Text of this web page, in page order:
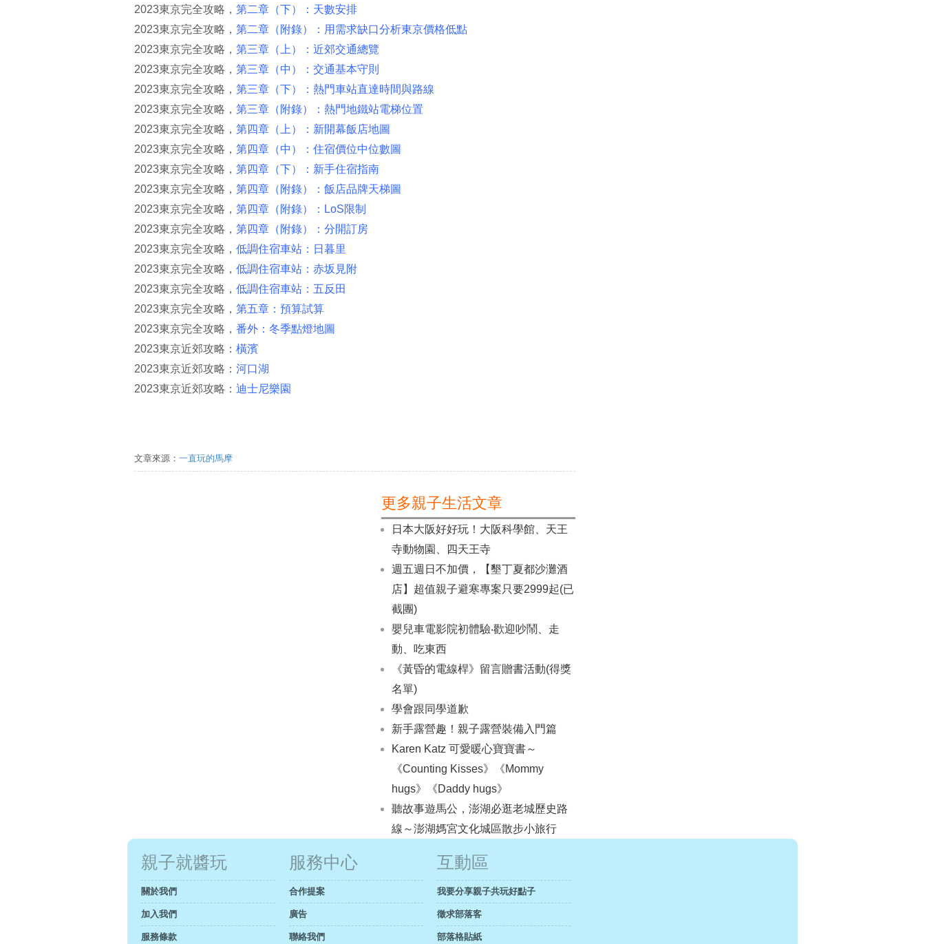
2023東京完全攻略， 第二章（下）：天數安排
2023東京完全攻略， 第二章（附錄）：用需求缺口分析東京價格低點
2023東京完全攻略， 第三章（上）：近郊交通總覽
2023東京完全攻略， 第三章（中）：交通基本守則
2023東京完全攻略， 第三章（下）：熱門車站直達時間與路線
2023東京完全攻略， 第三章（附錄）：熱門地鐵站電梯位置
2023東京完全攻略， 第四章（上）：新開幕飯店地圖
2023東京完全攻略， 第四章（中）：住宿價位中位數圖
2023東京完全攻略， 第四章（下）：新手住宿指南
2023東京完全攻略， 第四章（附錄）：飯店品牌天梯圖
2023東京完全攻略， 第四章（附錄）：LoS限制
2023東京完全攻略， 第四章（附錄）：分開訂房
2023東京完全攻略， 低調住宿車站：日暮里
2023東京完全攻略， 低調住宿車站：赤坂見附
2023東京完全攻略， 低調住宿車站：五反田
2023東京完全攻略， 第五章：預算試算
2023東京完全攻略， 番外：冬季點燈地圖
2023東京近郊攻略： 橫濱
2023東京近郊攻略： 河口湖
2023東京近郊攻略： 迪士尼樂園
文章來源： 一直玩的馬摩
更多親子生活文章
日本大阪好好玩！大阪科學館、天王
寺動物園、四天王寺
週五週日不加價，【墾丁夏都沙灘酒
店】超值親子避寒專案只要2999起(已
截團)
嬰兒車電影院初體驗‧歡迎吵鬧、走
動、吃東西
《黃昏的電線桿》留言贈書活動(得獎
名單)
學會跟同學道歉
新手露營趣！親子露營裝備入門篇
Karen Katz 可愛暖心寶寶書～
《Counting Kisses》《Mommy
hugs》《Daddy hugs》
聽故事遊馬公，澎湖必逛老城歷史路
線～澎湖媽宮文化城區散步小旅行
親子就醬玩
關於我們
加入我們
服務條款
服務中心
合作提案
廣告
聯絡我們
互動區
我要分享親子共玩好點子
徵求部落客
部落格貼紙